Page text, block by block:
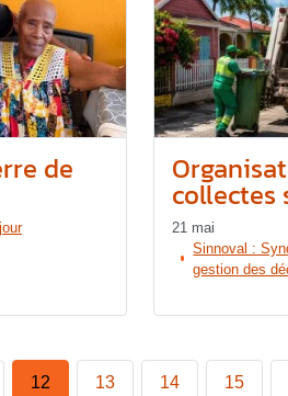
de
collectes
21 mai
Sinnoval :
gestion des
12 13 14 15